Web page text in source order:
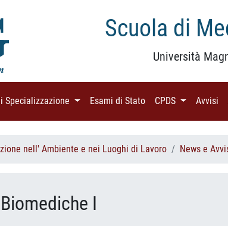
Scuola di
Università
Specializzazione (current)Esami di Stato (current)
CPDS (current)
Avvisi
nell' Ambiente e nei Luoghi di Lavoro News e
I